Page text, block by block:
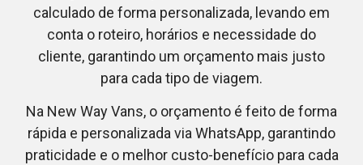
calculado de forma personalizada, levando em
conta o roteiro, horários e necessidade do
cliente, garantindo um orçamento mais justo
para cada tipo de viagem.
Na New Way Vans, o orçamento é feito de forma
rápida e personalizada via WhatsApp, garantindo
praticidade e o melhor custo-benefício para cada